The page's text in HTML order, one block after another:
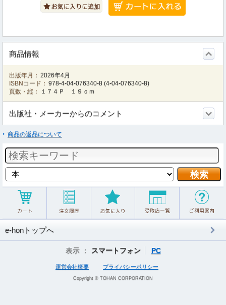
商品情報
出版年月： 2026年4月
ISBNコード： 978-4-04-076340-8 (4-04-076340-8)
頁数・縦：
１７４Ｐ １９ｃｍ
出版社・メーカーからのコメント
商品の返品について
e-honトップへ
表示 ： スマートフォン PC
運営会社概要 プライバシーポリシー
Copyright © TOHAN CORPORATION